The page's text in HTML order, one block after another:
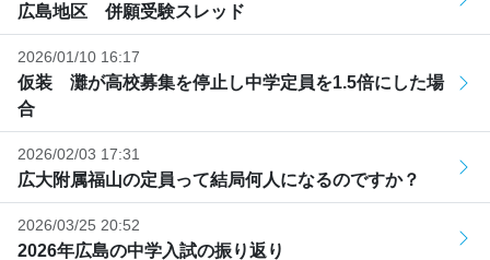
広島地区 併願受験スレッド
2026/01/10 16:17
仮装 灘が高校募集を停止し中学定員を1.5倍にした場
合
2026/02/03 17:31
広大附属福山の定員って結局何人になるのですか？
2026/03/25 20:52
2026年広島の中学入試の振り返り